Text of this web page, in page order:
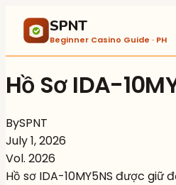
SPNT
Beginner Casino Guide · PH
Hồ Sơ IDA-
BySPNT
July 1, 2026
Vol. 2026
Hồ sơ IDA-10MY5NS được